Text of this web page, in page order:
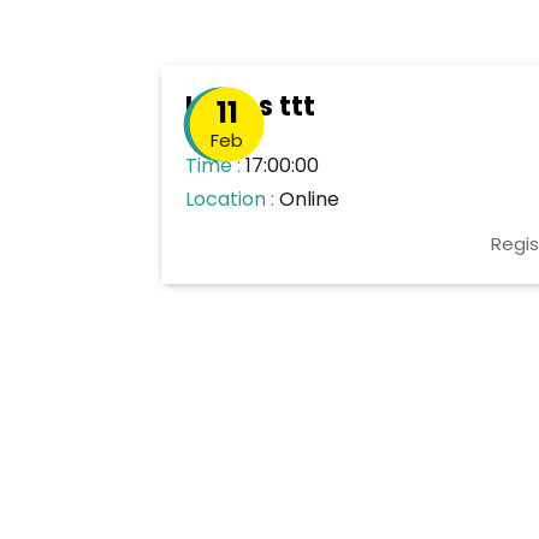
11
Feb
Loreps ttt
Time :17:00:00
Location : Online